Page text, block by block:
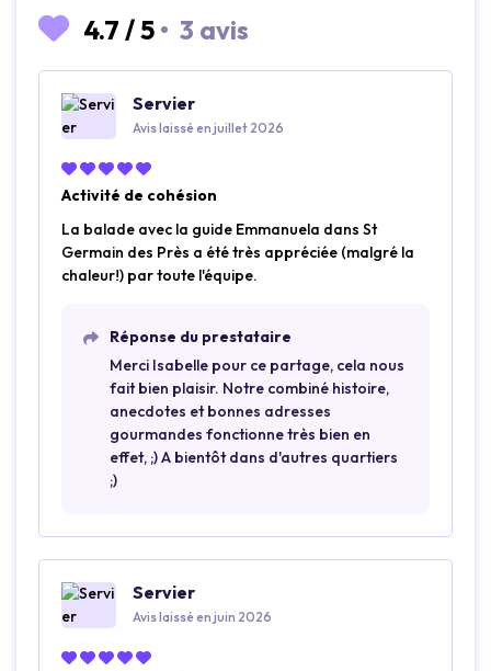
4.7 /5 • 3 avis
Servier
Avis laissé en juillet 2026
Activité de cohésion
La balade avec la guide Emmanuela dans St
Germain des Près a été très appréciée (malgré la
chaleur!) par toute l'équipe.
Réponse du prestataire
Merci Isabelle pour ce partage, cela nous
fait bien plaisir. Notre combiné histoire,
anecdotes et bonnes adresses
gourmandes fonctionne très bien en
effet, ;) A bientôt dans d'autres quartiers
;)
Servier
Avis laissé en juin 2026